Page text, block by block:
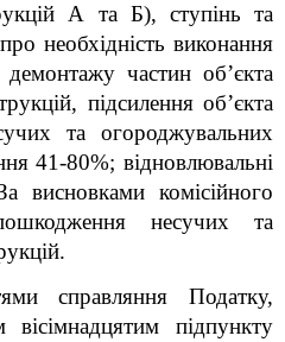
А та Б), ступінь та
необхідність виконання
частин об’єкта
підсилення об’єкта
та огороджувальних
41-80%; відновлювальні
висновками комісійного
несучих та
справляння Податку,
вісімнадцятим підпункту